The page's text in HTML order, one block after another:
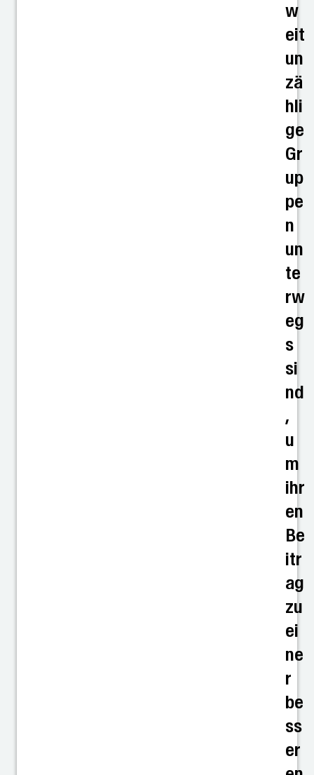
w
eit
un
zä
hli
ge
Gr
up
pe
n
un
te
rw
eg
s
si
nd
,
u
m
ihr
en
Be
itr
ag
zu
ei
ne
r
be
ss
er